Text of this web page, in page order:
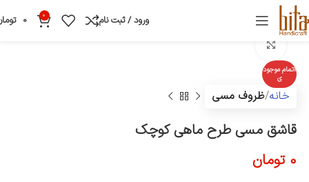
ورود / ثبت نام 0
0
اتمام موجود
ی
خانه ظروف مسی
قاشق مسی طرح ماهی کوچک
0 تومان